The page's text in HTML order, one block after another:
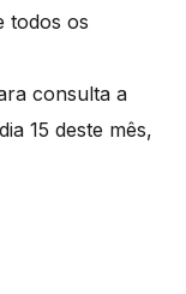
todos os
consulta a
15 deste mês,